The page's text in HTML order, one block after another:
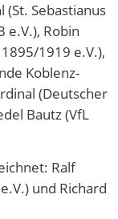
(St. Sebastianus
e.V.), Robin
1919 e.V.),
Koblenz-
(Deutscher
Bautz (VfL
Ralf
und Richard